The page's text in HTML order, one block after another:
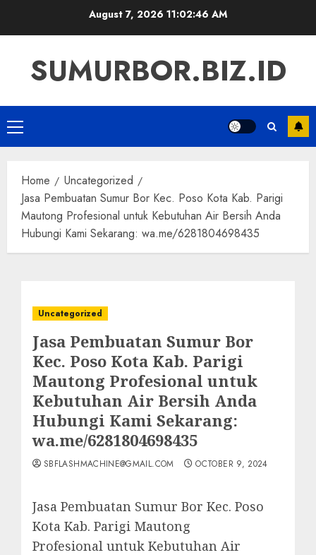
August 7, 202611:02:47 AM
SUMURBOR.BIZ.ID
Primary
Menu
Home
Uncategorized
Jasa Pembuatan Sumur Bor Kec. Poso Kota Kab. Parigi
Mautong Profesional untuk Kebutuhan Air Bersih Anda
Hubungi Kami Sekarang: wa.me/6281804698435
Uncategorized
Jasa Pembuatan Sumur Bor
Kec. Poso Kota Kab. Parigi
Mautong Profesional untuk
Kebutuhan Air Bersih Anda
Hubungi Kami Sekarang:
wa.me/6281804698435
SBFLASHMACHINE@GMAIL.COM OCTOBER 9, 2024
Jasa Pembuatan Sumur Bor Kec. Poso
Kota Kab. Parigi Mautong
Profesional untuk Kebutuhan Air